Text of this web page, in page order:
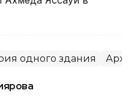
одного здания